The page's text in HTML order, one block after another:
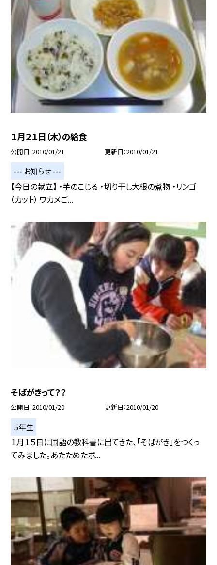
１月２１日（木）の給食
公開日 2010/01/21 更新日 2010/01/21
--- お知らせ ---
【今日の献立】 ・芋のこじる ・切り干し大根の煮物 ・リンゴ
（カット） ワカメご...
そばがきって？？
公開日 2010/01/20 更新日 2010/01/20
５年生
１月１５日に国語の教科書に出てきた、「そばがき」をつくっ
てみました。あたためたボ...